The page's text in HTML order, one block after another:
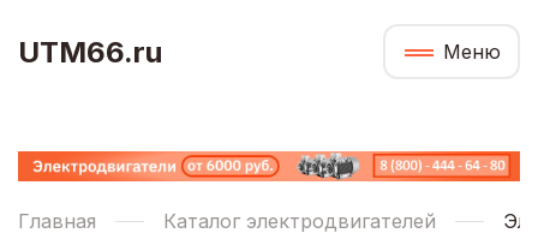
UTM66.ru Меню
Главная Каталог электродвигателей